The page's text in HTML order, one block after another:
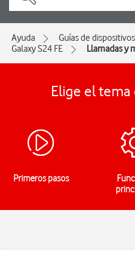
Ayuda Guías de dispositivos
Galaxy S24 FE
Llamadas y
Elige el
Primeros pasos